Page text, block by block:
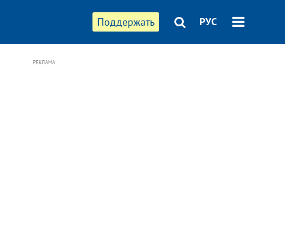
Поддержать РУС
РЕКЛАМА